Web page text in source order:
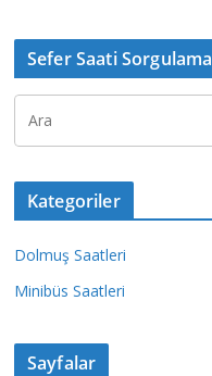
Sefer Saati Sorgulama
Kategoriler
Dolmuş Saatleri
Minibüs Saatleri
Sayfalar